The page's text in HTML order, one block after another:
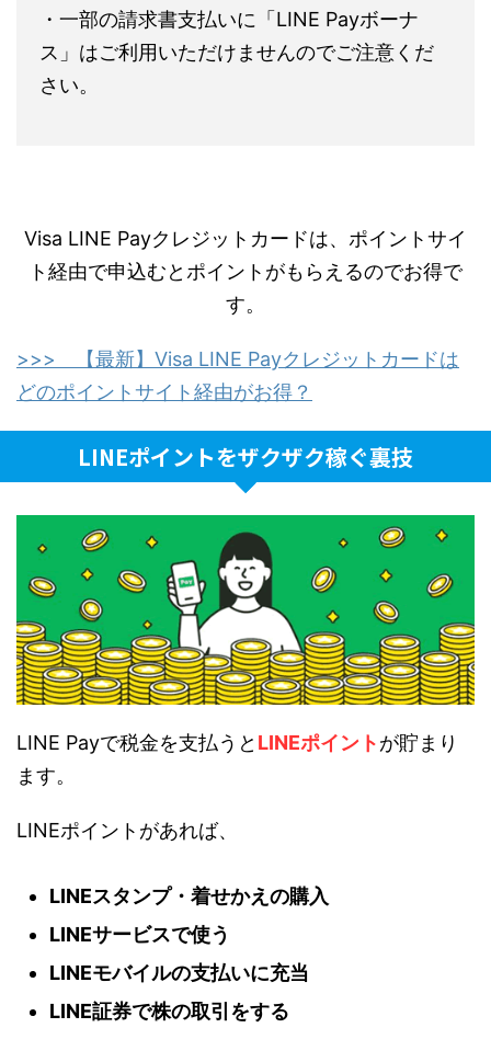
・一部の請求書支払いに「LINE Payボーナ
ス」はご利用いただけませんのでご注意くだ
さい。
Visa LINE Payクレジットカードは、ポイントサイ
ト経由で申込むとポイントがもらえるのでお得で
す。
>>> 【最新】Visa LINE Payクレジットカードは
どのポイントサイト経由がお得？
LINEポイントをザクザク稼ぐ裏技
LINE Payで税金を支払うと LINEポイントが貯まり
ます。
LINEポイントがあれば、
LINEスタンプ・着せかえの購入
LINEサービスで使う
LINEモバイルの支払いに充当
LINE証券で株の取引をする